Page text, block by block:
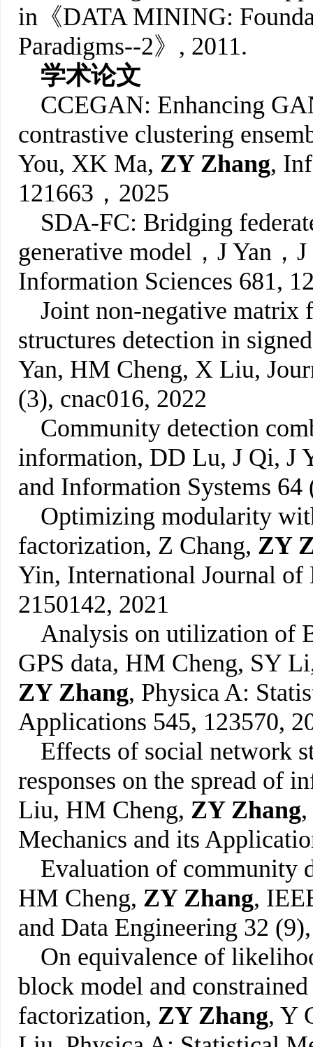
in《DATA MINING:
Paradigms--2》, 2011.
学术论文
CCEGAN: Enhancing
contrastive clustering
You, XK Ma, ZY Zhang,
121663，2025
SDA-FC: Bridging
generative model，J Yan
Information Sciences 681,
Joint non-negative
structures detection in
Yan, HM Cheng, X Liu,
(3), cnac016, 2022
Community detection
information, DD Lu, J Qi, J
and Information Systems 64
Optimizing modularity
factorization, Z Chang, ZY
Yin, International Journal of
2150142, 2021
Analysis on utilization of
GPS data, HM Cheng, SY
ZY Zhang, Physica A:
Applications 545, 123570,
Effects of social network
responses on the spread of
Liu, HM Cheng, ZY Zhang
Mechanics and its
Evaluation of community
HM Cheng, ZY Zhang,
and Data Engineering 32
On equivalence of
block model and
factorization, ZY Zhang, Y